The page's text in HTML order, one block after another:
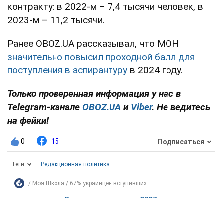
контракту: в 2022-м – 7,4 тысячи человек, в
2023-м – 11,2 тысячи.
Ранее OBOZ.UA рассказывал, что МОН
значительно повысил проходной балл для
поступления в аспирантуру в 2024 году.
Только проверенная информация у нас в
Telegram-канале OBOZ.UA и Viber. Не ведитесь
на фейки!
0 15 Подписаться
Теги Редакционная политика
Моя Школа 67% украинцев вступивших...